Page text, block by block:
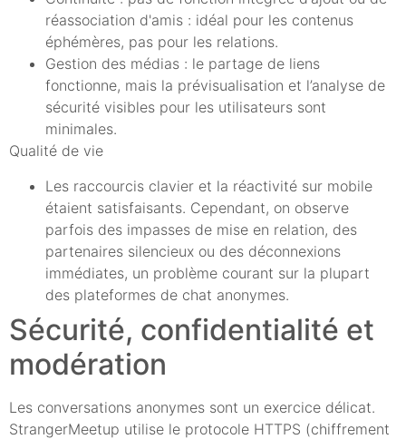
réassociation d'amis : idéal pour les contenus
éphémères, pas pour les relations.
Gestion des médias : le partage de liens
fonctionne, mais la prévisualisation et l’analyse de
sécurité visibles pour les utilisateurs sont
minimales.
Qualité de vie
Les raccourcis clavier et la réactivité sur mobile
étaient satisfaisants. Cependant, on observe
parfois des impasses de mise en relation, des
partenaires silencieux ou des déconnexions
immédiates, un problème courant sur la plupart
des plateformes de chat anonymes.
Sécurité, confidentialité et
modération
Les conversations anonymes sont un exercice délicat.
StrangerMeetup utilise le protocole HTTPS (chiffrement